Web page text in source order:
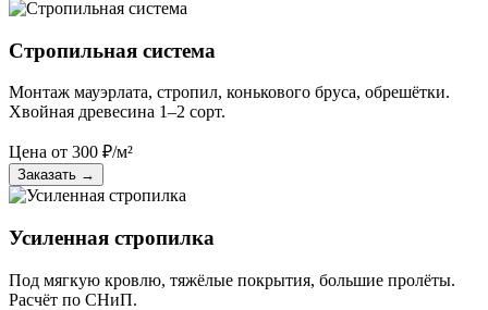
Стропильная система
Монтаж мауэрлата, стропил, конькового бруса, обрешётки.
Хвойная древесина 1–2 сорт.
Цена от 300 ₽/м²
Заказать →
Усиленная стропилка
Под мягкую кровлю, тяжёлые покрытия, большие пролёты.
Расчёт по СНиП.